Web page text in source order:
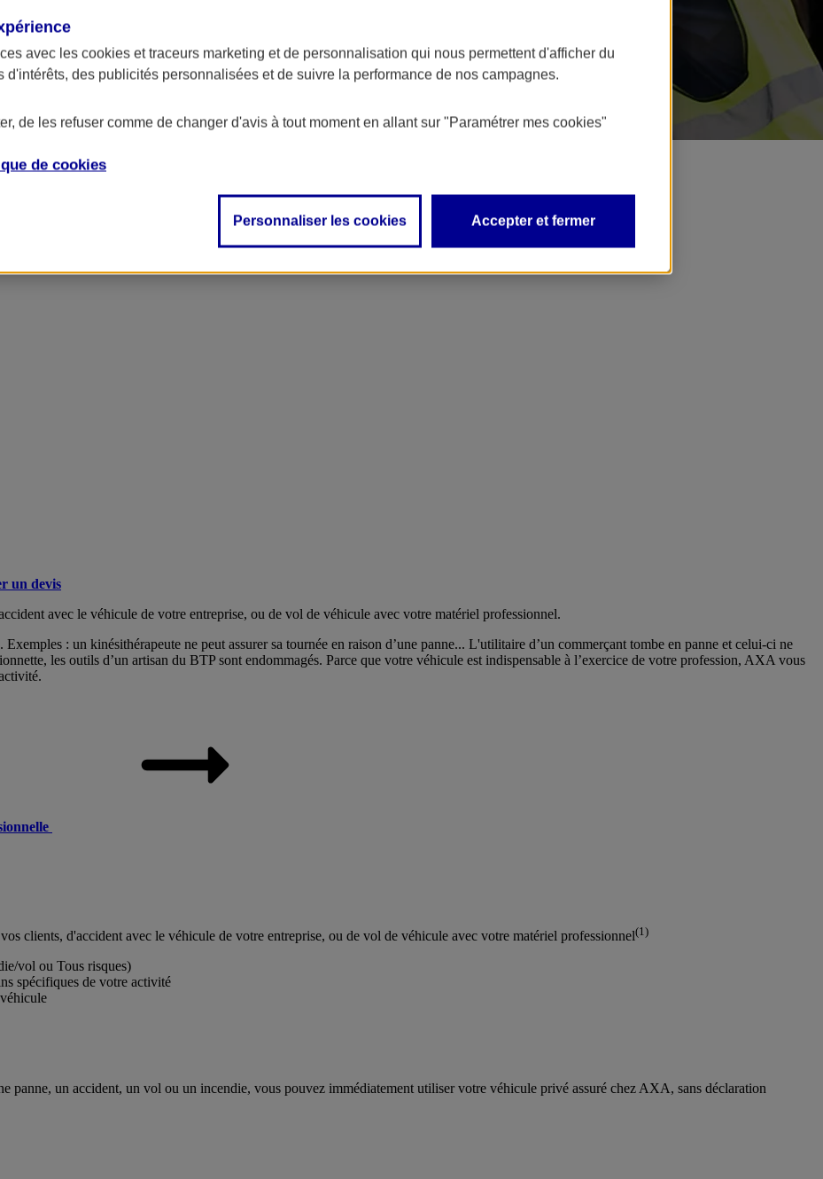
à votre budget et des packs d'options sur mesure
un devis
avec le véhicule de votre entreprise, ou de vol de véhicule avec votre matériel professionnel.
: un kinésithérapeute ne peut assurer sa tournée en raison d’une panne... L'utilitaire d’un commerçant tombe en panne et celui-ci ne
les outils d’un artisan du BTP sont endommagés. Parce que votre véhicule est indispensable à l’exercice de votre profession, AXA vous
clients, d'accident avec le véhicule de votre entreprise, ou de vol de véhicule avec votre matériel professionnel(1)
vol ou Tous risques)
spécifiques de votre activité
panne, un accident, un vol ou un incendie, vous pouvez immédiatement utiliser votre véhicule privé assuré chez AXA, sans déclaration
avec les cookies et traceurs marketing et de personnalisation qui nous permettent d'afficher du
d'intérêts, des publicités personnalisées et de suivre la performance de nos campagnes.
de les refuser comme de changer d'avis à tout moment en allant sur "Paramétrer mes cookies"
de cookies
Personnaliser les cookies Accepter et fermer